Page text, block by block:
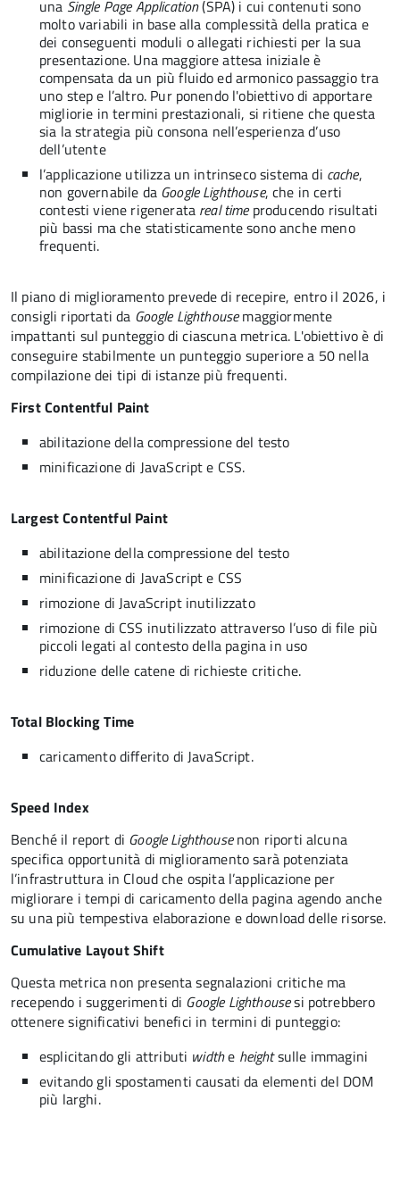
una Single Page Application(SPA) i cui contenuti sono
molto variabili in base alla complessità della pratica e
dei conseguenti moduli o allegati richiesti per la sua
presentazione. Una maggiore attesa iniziale è
compensata da un più fluido ed armonico passaggio tra
uno step e l’altro. Pur ponendo l'obiettivo di apportare
migliorie in termini prestazionali, si ritiene che questa
sia la strategia più consona nell’esperienza d’uso
dell’utente
l’applicazione utilizza un intrinseco sistema di cache,
non governabile da Google Lighthouse, che in certi
contesti viene rigenerata real timeproducendo risultati
più bassi ma che statisticamente sono anche meno
frequenti.
Il piano di miglioramento prevede di recepire, entro il 2026, i
consigli riportati da Google Lighthousemaggiormente
impattanti sul punteggio di ciascuna metrica. L'obiettivo è di
conseguire stabilmente un punteggio superiore a 50 nella
compilazione dei tipi di istanze più frequenti.
First Contentful Paint
abilitazione della compressione del testo
minificazione di JavaScript e CSS.
Largest Contentful Paint
abilitazione della compressione del testo
minificazione di JavaScript e CSS
rimozione di JavaScript inutilizzato
rimozione di CSS inutilizzato attraverso l’uso di file più
piccoli legati al contesto della pagina in uso
riduzione delle catene di richieste critiche.
Total Blocking Time
caricamento differito di JavaScript.
Speed Index
Benché il report di Google Lighthousenon riporti alcuna
specifica opportunità di miglioramento sarà potenziata
l’infrastruttura in Cloud che ospita l’applicazione per
migliorare i tempi di caricamento della pagina agendo anche
su una più tempestiva elaborazione e download delle risorse.
Cumulative Layout Shift
Questa metrica non presenta segnalazioni critiche ma
recependo i suggerimenti di Google Lighthousesi potrebbero
ottenere significativi benefici in termini di punteggio:
esplicitando gli attributi widthe heightsulle immagini
evitando gli spostamenti causati da elementi del DOM
più larghi.